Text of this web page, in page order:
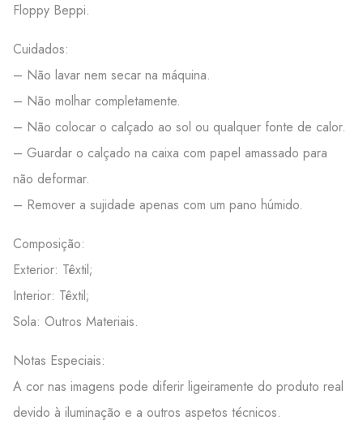
Floppy Beppi.
Cuidados:
– Não lavar nem secar na máquina.
– Não molhar completamente.
– Não colocar o calçado ao sol ou qualquer fonte de calor.
– Guardar o calçado na caixa com papel amassado para
não deformar.
– Remover a sujidade apenas com um pano húmido.
Composição:
Exterior: Têxtil;
Interior: Têxtil;
Sola: Outros Materiais.
Notas Especiais:
A cor nas imagens pode diferir ligeiramente do produto real
devido à iluminação e a outros aspetos técnicos.